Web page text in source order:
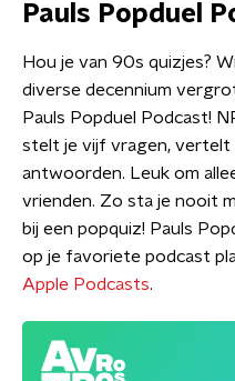
Pauls Popduel
Hou je van 90s quizjes?
diverse decennium
Pauls Popduel Podcast!
stelt je vijf vragen,
antwoorden. Leuk om
vrienden. Zo sta je nooit
bij een popquiz! Pauls
op je favoriete podcast
Apple Podcasts.